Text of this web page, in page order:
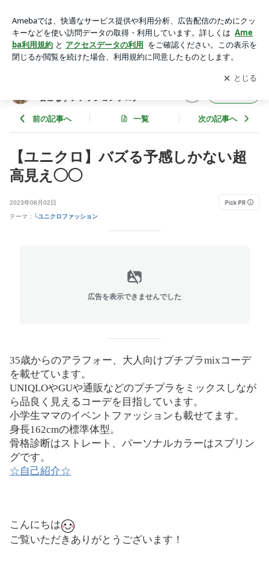
人カジュアルを品良く着こなすファッションブログ
アプリをダウンロードして ブログの更新通知
を受け取りまし
ょう。
開く
着こなすファッションブログ
前の記事へ 一覧 次の記事へ
【ユニクロ】バズる予感しかない超
高見え◯◯
2023年08月02日
テーマ： └ユニクロファッション
広告を表示できませんでした
35歳からのアラフォー、大人向けプチプラmixコーデ
を載せています。
UNIQLOやGUや通販などのプチプラをミックスしなが
ら品良く見えるコーデを目指しています。
小学生ママのイベントファッションも載せてます。
身長162cmの標準体型。
骨格診断はストレート、パーソナルカラーはスプリン
グです。
☆自己紹介☆
こんにちは
ご覧いただきありがとうございます！